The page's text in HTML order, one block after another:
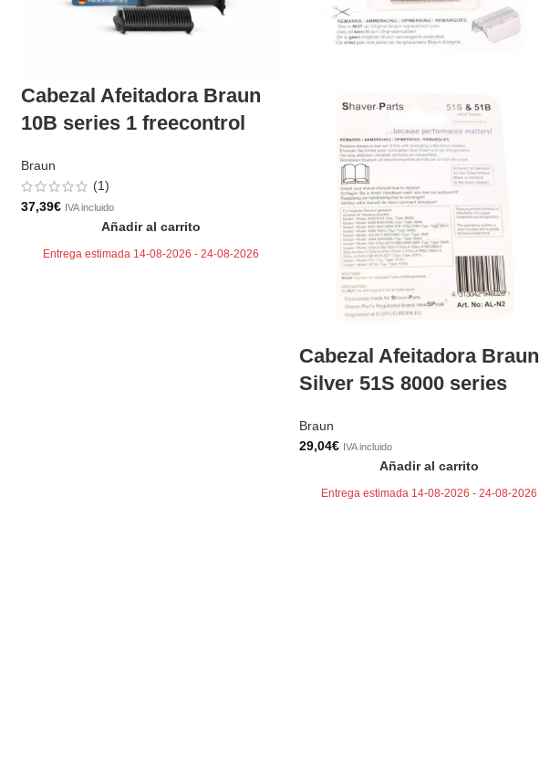
Cabezal Afeitadora Braun
10B series 1 freecontrol
Braun
(1)
37,39€ IVA incluido
Añadir al carrito
Entrega estimada 14-08-2026 - 24-08-2026
Cabezal Afeitadora Braun
Silver 51S 8000 series
Braun
29,04€ IVA incluido
Añadir al carrito
Entrega estimada 14-08-2026 - 24-08-2026